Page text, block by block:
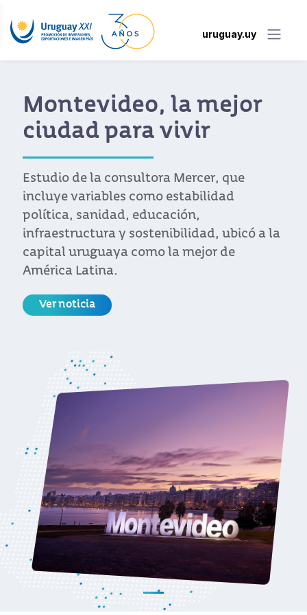
uruguay.uy
Montevideo, la mejor
ciudad para vivir
Estudio de la consultora Mercer, que
incluye variables como estabilidad
política, sanidad, educación,
infraestructura y sostenibilidad, ubicó a la
capital uruguaya como la mejor de
América Latina.
Ver noticia